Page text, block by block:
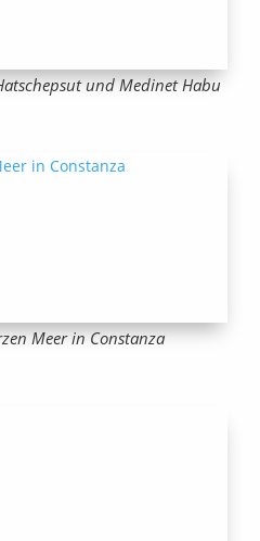
und Medinet Habu
Meer in Constanza